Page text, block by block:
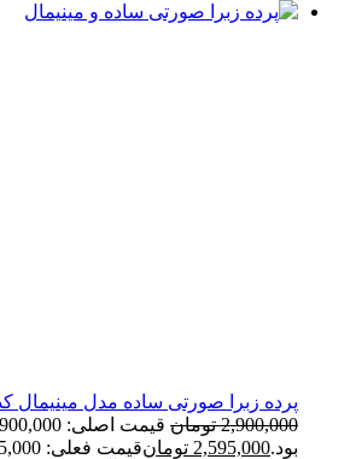
پرده زبرا صورتی ساده مدل مینیمال کد 162
2,900,000 تومان
بود.2,595,000 تومانقیمت فعلی: 2,595,000 تومان.